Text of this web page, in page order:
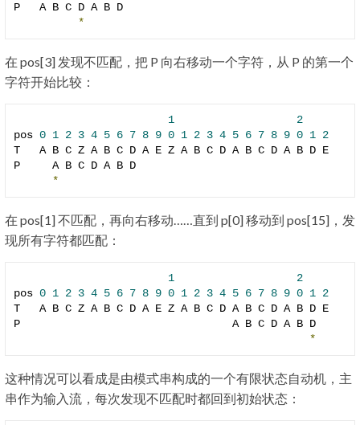
P   A B C D A B D
*
在 pos[3] 发现不匹配，把 P 向右移动一个字符，从 P 的第一个
字符开始比较：
1
2
pos 0 1 2 3 4 5 6 7 8 9 0 1 2 3 4 5 6 7 8 9 0 1 2
T   A B C Z A B C D A E Z A B C D A B C D A B D E
P     A B C D A B D
*
在 pos[1] 不匹配，再向右移动……直到 p[0] 移动到 pos[15]，发
现所有字符都匹配：
1
2
pos 0 1 2 3 4 5 6 7 8 9 0 1 2 3 4 5 6 7 8 9 0 1 2
T   A B C Z A B C D A E Z A B C D A B C D A B D E
P                                 A B C D A B D
*
这种情况可以看成是由模式串构成的一个有限状态自动机，主
串作为输入流，每次发现不匹配时都回到初始状态：